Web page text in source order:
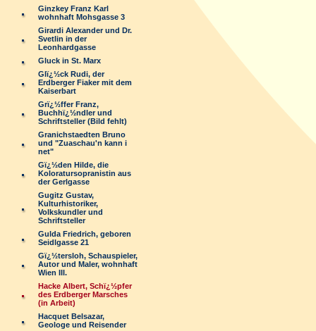
Ginzkey Franz Karl
wohnhaft Mohsgasse 3
Girardi Alexander und Dr.
Svetlin in der
Leonhardgasse
Gluck in St. Marx
Glï¿½ck Rudi, der
Erdberger Fiaker mit dem
Kaiserbart
Grï¿½ffer Franz,
Buchhï¿½ndler und
Schriftsteller (Bild fehlt)
Granichstaedten Bruno
und "Zuaschau'n kann i
net"
Gï¿½den Hilde, die
Koloratursopranistin aus
der Gerlgasse
Gugitz Gustav,
Kulturhistoriker,
Volkskundler und
Schriftsteller
Gulda Friedrich, geboren
Seidlgasse 21
Gï¿½tersloh, Schauspieler,
Autor und Maler, wohnhaft
Wien III.
Hacke Albert, Schï¿½pfer
des Erdberger Marsches
(in Arbeit)
Hacquet Belsazar,
Geologe und Reisender